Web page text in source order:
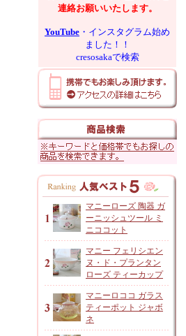
連絡お願いいたします。
YouTube ・インスタグラム始め
ました！！
cresosakaで検索
マニーローズ 陶器 ガ
ーニッシュツール ミ
ニココット
マニー フェリシエン
ヌ・ド・プランタン
ローズ ティーカップ
マニーロココ ガラス
ティーポット ジャボ
ネ